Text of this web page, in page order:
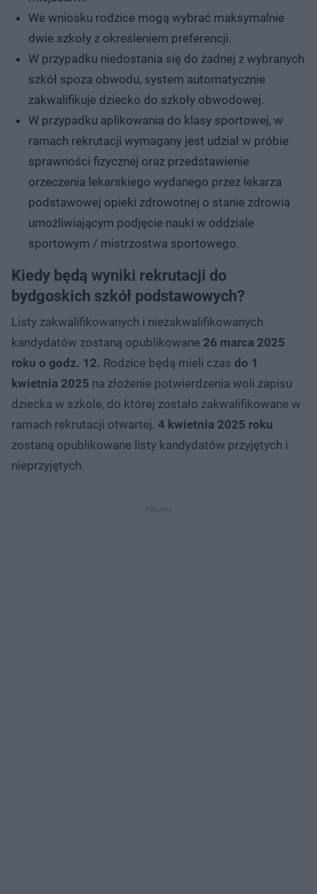
We wniosku rodzice mogą wybrać maksymalnie
dwie szkoły z określeniem preferencji.
W przypadku niedostania się do żadnej z wybranych
szkół spoza obwodu, system automatycznie
zakwalifikuje dziecko do szkoły obwodowej.
W przypadku aplikowania do klasy sportowej, w
ramach rekrutacji wymagany jest udział w próbie
sprawności fizycznej oraz przedstawienie
orzeczenia lekarskiego wydanego przez lekarza
podstawowej opieki zdrowotnej o stanie zdrowia
umożliwiającym podjęcie nauki w oddziale
sportowym / mistrzostwa sportowego.
Kiedy będą wyniki rekrutacji do
bydgoskich szkół podstawowych?
Listy zakwalifikowanych i niezakwalifikowanych
kandydatów zostaną opublikowane 26 marca 2025
roku o godz. 12. Rodzice będą mieli czas do 1
kwietnia 2025 na złożenie potwierdzenia woli zapisu
dziecka w szkole, do której zostało zakwalifikowane w
ramach rekrutacji otwartej. 4 kwietnia 2025 roku
zostaną opublikowane listy kandydatów przyjętych i
nieprzyjętych.